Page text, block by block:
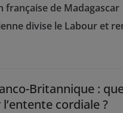
française de Madagascar
divise le Labour et
Britannique :
cordiale ?